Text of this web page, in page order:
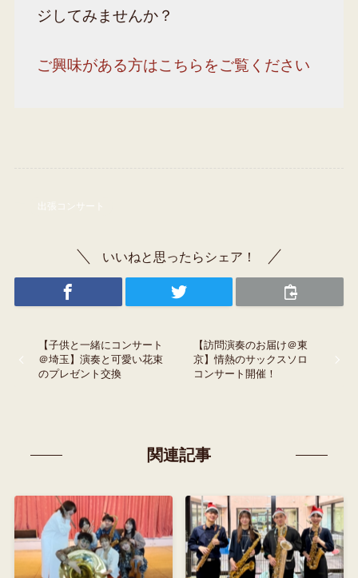
ジしてみませんか？
ご興味がある方はこちらをご覧ください
出張コンサート
いいねと思ったらシェア！
【子供と一緒にコンサート
＠埼玉】演奏と可愛い花束
のプレゼント交換
【訪問演奏のお届け＠東
京】情熱のサックスソロ
コンサート開催！
関連記事